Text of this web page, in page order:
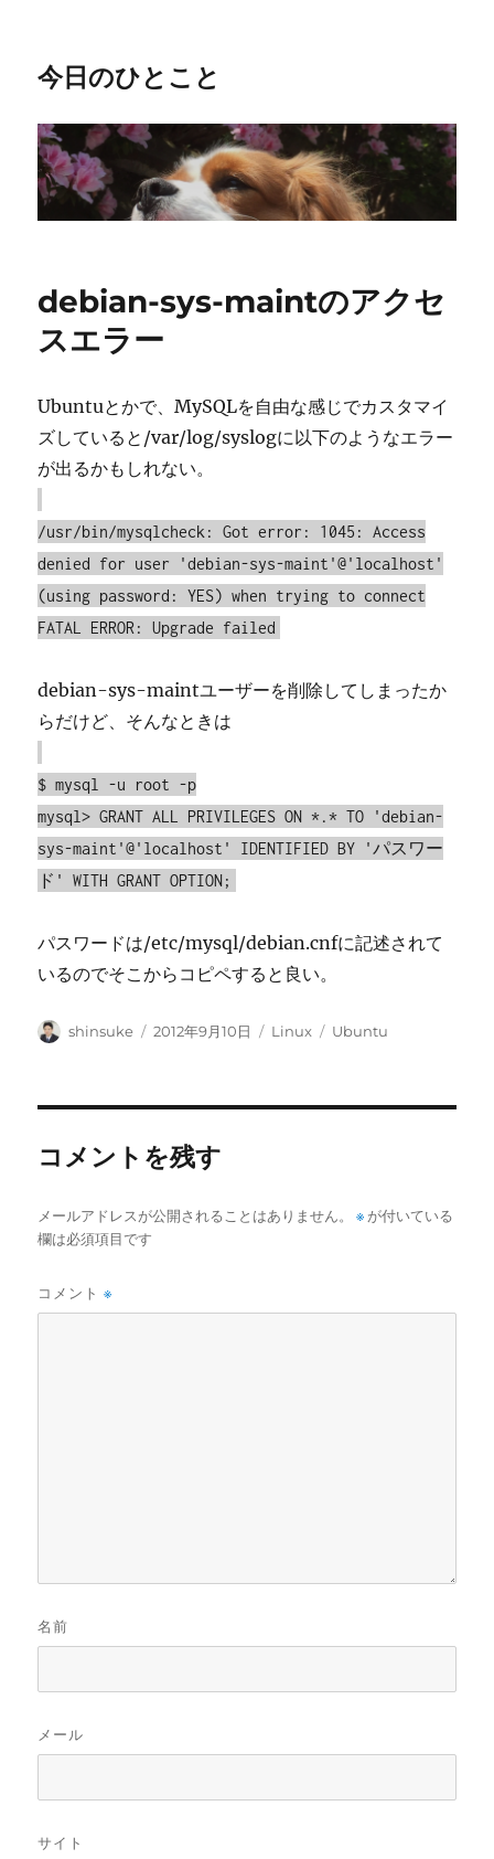
今日のひとこと
debian-sys-maintのアクセ
スエラー
Ubuntuとかで、MySQLを自由な感じでカスタマイ
ズしていると/var/log/syslogに以下のようなエラー
が出るかもしれない。
/usr/bin/mysqlcheck: Got error: 1045: Access
denied for user 'debian-sys-maint'@'localhost'
(using password: YES) when trying to connect
FATAL ERROR: Upgrade failed
debian-sys-maintユーザーを削除してしまったか
らだけど、そんなときは
$ mysql -u root -p
mysql> GRANT ALL PRIVILEGES ON *.* TO 'debian-
sys-maint'@'localhost' IDENTIFIED BY 'パスワー
ド' WITH GRANT OPTION;
パスワードは/etc/mysql/debian.cnfに記述されて
いるのでそこからコピペすると良い。
投
shinsuke
投
2012年9月10日
カ
Linux
タ
Ubuntu
コメントを残す
メールアドレスが公開されることはありません。 ※が付いている
欄は必須項目です
コメント※
名前
メール
サイト